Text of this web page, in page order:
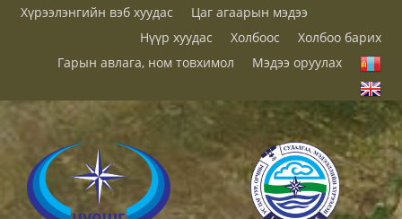
Хүрээлэнгийн вэб хуудас
Цаг агаарын мэдээ
Нүүр хуудас
Холбоос
Холбоо барих
Гарын авлага, ном товхимол
Мэдээ оруулах